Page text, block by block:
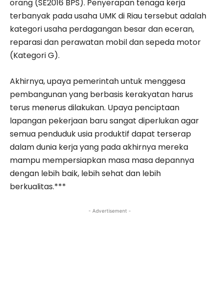
orang (SE2016 BPS). Penyerapan tenaga kerja
terbanyak pada usaha UMK di Riau tersebut adalah
kategori usaha perdagangan besar dan eceran,
reparasi dan perawatan mobil dan sepeda motor
(Kategori G).
Akhirnya, upaya pemerintah untuk menggesa
pembangunan yang berbasis kerakyatan harus
terus menerus dilakukan. Upaya penciptaan
lapangan pekerjaan baru sangat diperlukan agar
semua penduduk usia produktif dapat terserap
dalam dunia kerja yang pada akhirnya mereka
mampu mempersiapkan masa masa depannya
dengan lebih baik, lebih sehat dan lebih
berkualitas.***
- Advertisement -